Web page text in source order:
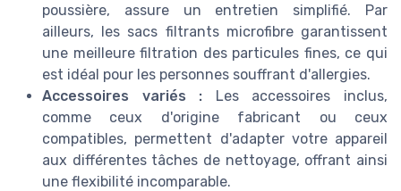
poussière, assure un entretien simplifié. Par
ailleurs, les sacs filtrants microfibre garantissent
une meilleure filtration des particules fines, ce qui
est idéal pour les personnes souffrant d'allergies.
Accessoires variés : Les accessoires inclus,
comme ceux d'origine fabricant ou ceux
compatibles, permettent d'adapter votre appareil
aux différentes tâches de nettoyage, offrant ainsi
une flexibilité incomparable.